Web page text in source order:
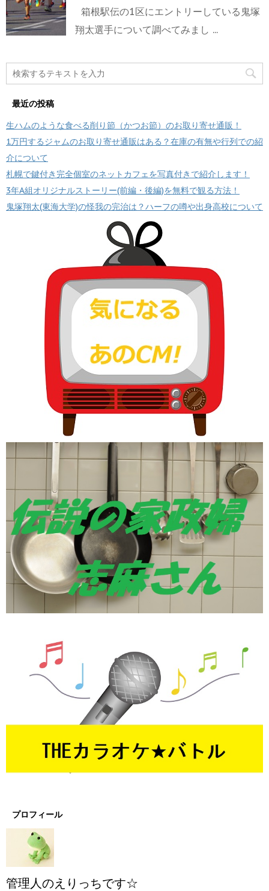
箱根駅伝の1区にエントリーしている鬼塚
翔太選手について調べてみまし ...
最近の投稿
生ハムのような食べる削り節（かつお節）のお取り寄せ通販！
1万円するジャムのお取り寄せ通販はある？在庫の有無や行列での紹
介について
札幌で鍵付き完全個室のネットカフェを写真付きで紹介します！
3年A組オリジナルストーリー(前編・後編)を無料で観る方法！
鬼塚翔太(東海大学)の怪我の完治は？ハーフの噂や出身高校について
プロフィール
管理人のえりっちです☆